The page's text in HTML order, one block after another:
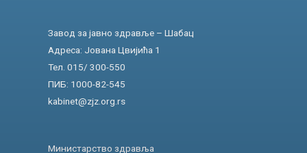
Завод за јавно здравље – Шабац
Адреса: Јована Цвијића 1
Тел. 015/ 300-550
ПИБ: 1000-82-545
kabinet@zjz.org.rs
Министарство здравља